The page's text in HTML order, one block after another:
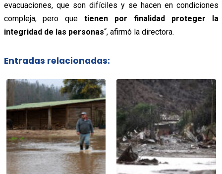
evacuaciones, que son difíciles y se hacen en condiciones
compleja, pero quetienen por finalidad proteger la
integridad de las personas“, afirmó la directora.
Entradas relacionadas: